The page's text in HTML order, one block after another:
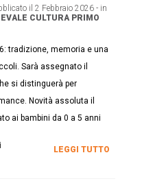
il 2 Febbraio 2026 - in
CULTURA PRIMO
tradizione, memoria e una
Sarà assegnato il
si distinguerà per
Novità assoluta il
ai bambini da 0 a 5 anni
LEGGI TUTTO